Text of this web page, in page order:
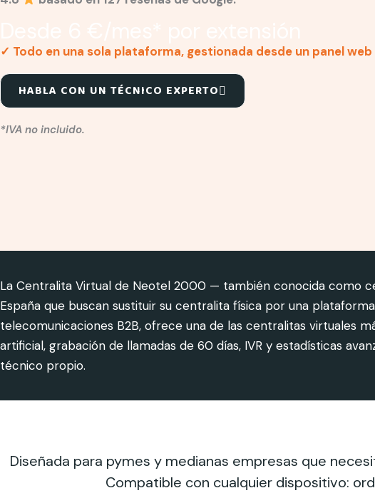
✓ Todo en una sola plataforma, gestionada desde un panel
HABLA CON UN TÉCNICO EXPERTO
*IVA no incluido.
La Centralita Virtual de Neotel 2000 — también conocida como
España que buscan sustituir su centralita física por una
telecomunicaciones B2B, ofrece una de las centralitas virtuales
artificial, grabación de llamadas de 60 días, IVR y estadísticas
técnico propio.
Diseñada para pymes y medianas empresas que
Compatible con cualquier dispositivo: